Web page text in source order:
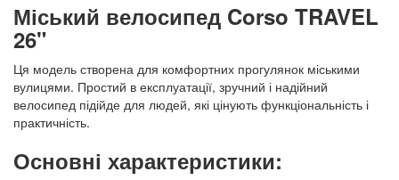
Міський велосипед Corso TRAVEL
26"
Ця модель створена для комфортних прогулянок міськими
вулицями. Простий в експлуатації, зручний і надійний
велосипед підійде для людей, які цінують функціональність і
практичність.
Основні характеристики: